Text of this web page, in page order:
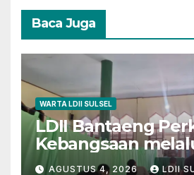
Baca Juga
WARTA LDII SULSEL
LDII Bantaeng
Kebangsaan
Pengajian Rutin
AGUSTUS 4, 2026 LDII